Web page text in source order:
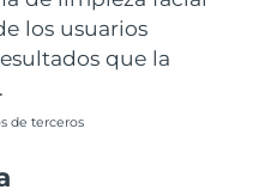
los usuarios
que la
de terceros
Entrega prevista